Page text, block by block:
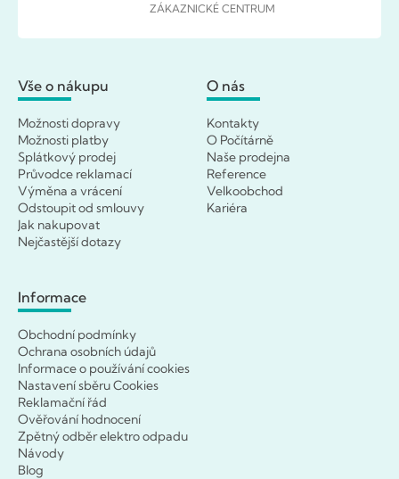
ZÁKAZNICKÉ CENTRUM
Vše o nákupu
Možnosti dopravy
Možnosti platby
Splátkový prodej
Průvodce reklamací
Výměna a vrácení
Odstoupit od smlouvy
Jak nakupovat
Nejčastější dotazy
O nás
Kontakty
O Počítárně
Naše prodejna
Reference
Velkoobchod
Kariéra
Informace
Obchodní podmínky
Ochrana osobních údajů
Informace o používání cookies
Nastavení sběru Cookies
Reklamační řád
Ověřování hodnocení
Zpětný odběr elektro odpadu
Návody
Blog